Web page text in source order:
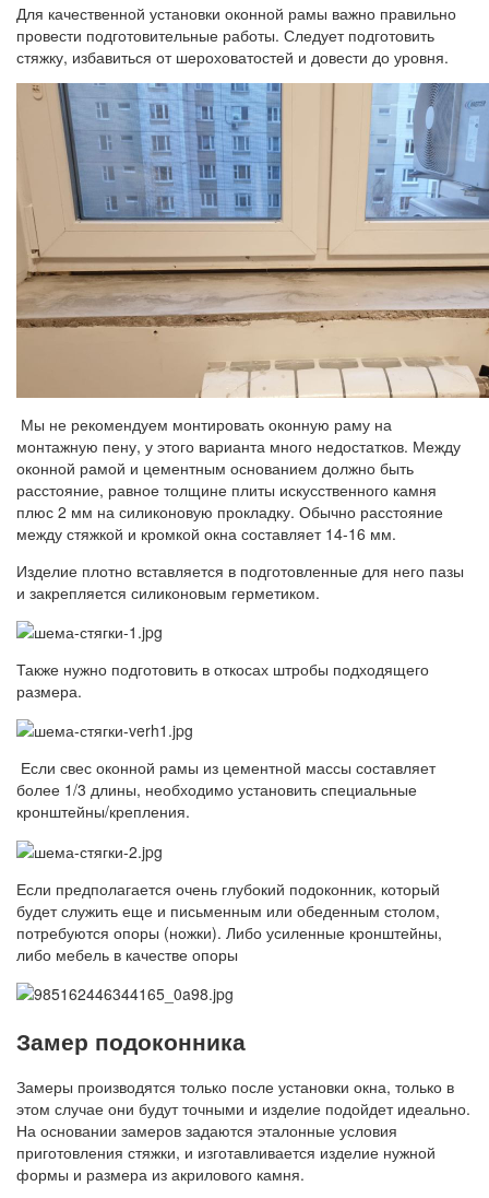
Для качественной установки оконной рамы важно правильно
провести подготовительные работы. Следует подготовить
стяжку, избавиться от шероховатостей и довести до уровня.
Мы не рекомендуем монтировать оконную раму на
монтажную пену, у этого варианта много недостатков. Между
оконной рамой и цементным основанием должно быть
расстояние, равное толщине плиты искусственного камня
плюс 2 мм на силиконовую прокладку. Обычно расстояние
между стяжкой и кромкой окна составляет 14-16 мм.
Изделие плотно вставляется в подготовленные для него пазы
и закрепляется силиконовым герметиком.
Также нужно подготовить в откосах штробы подходящего
размера.
Если свес оконной рамы из цементной массы составляет
более 1/3 длины, необходимо установить специальные
кронштейны/крепления.
Если предполагается очень глубокий подоконник, который
будет служить еще и письменным или обеденным столом,
потребуются опоры (ножки). Либо усиленные кронштейны,
либо мебель в качестве опоры
Замер подоконника
Замеры производятся только после установки окна, только в
этом случае они будут точными и изделие подойдет идеально.
На основании замеров задаются эталонные условия
приготовления стяжки, и изготавливается изделие нужной
формы и размера из акрилового камня.